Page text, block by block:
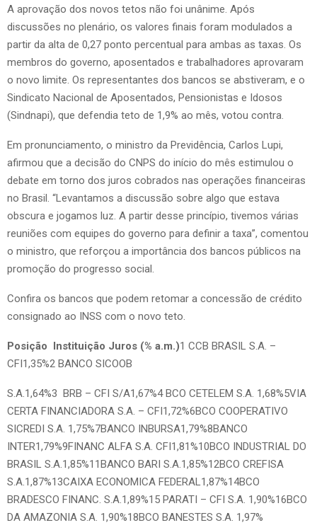
A aprovação dos novos tetos não foi unânime. Após
discussões no plenário, os valores finais foram modulados a
partir da alta de 0,27 ponto percentual para ambas as taxas. Os
membros do governo, aposentados e trabalhadores aprovaram
o novo limite. Os representantes dos bancos se abstiveram, e o
Sindicato Nacional de Aposentados, Pensionistas e Idosos
(Sindnapi), que defendia teto de 1,9% ao mês, votou contra.
Em pronunciamento, o ministro da Previdência, Carlos Lupi,
afirmou que a decisão do CNPS do início do mês estimulou o
debate em torno dos juros cobrados nas operações financeiras
no Brasil. “Levantamos a discussão sobre algo que estava
obscura e jogamos luz. A partir desse princípio, tivemos várias
reuniões com equipes do governo para definir a taxa”, comentou
o ministro, que reforçou a importância dos bancos públicos na
promoção do progresso social.
Confira os bancos que podem retomar a concessão de crédito
consignado ao INSS com o novo teto.
Posição Instituição Juros (% a.m.)1 CCB BRASIL S.A. –
CFI1,35%2 BANCO SICOOB
S.A.1,64%3 BRB – CFI S/A1,67%4 BCO CETELEM S.A. 1,68%5VIA
CERTA FINANCIADORA S.A. – CFI1,72%6BCO COOPERATIVO
SICREDI S.A. 1,75%7BANCO INBURSA1,79%8BANCO
INTER1,79%9FINANC ALFA S.A. CFI1,81%10BCO INDUSTRIAL DO
BRASIL S.A.1,85%11BANCO BARI S.A.1,85%12BCO CREFISA
S.A.1,87%13CAIXA ECONOMICA FEDERAL1,87%14BCO
BRADESCO FINANC. S.A.1,89%15 PARATI – CFI S.A. 1,90%16BCO
DA AMAZONIA S.A. 1,90%18BCO BANESTES S.A. 1,97%